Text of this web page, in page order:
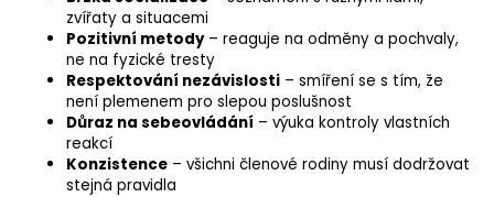
zvířaty a situacemi
Pozitivní metody– reaguje na odměny a pochvaly,
ne na fyzické tresty
Respektování nezávislosti – smíření se s tím, že
není plemenem pro slepou poslušnost
Důraz na sebeovládání – výuka kontroly vlastních
reakcí
Konzistence – všichni členové rodiny musí dodržovat
stejná pravidla